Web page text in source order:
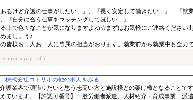
あるけど介護の仕事がしたい…』、『長く安定して働きたい…』、『
『自分に合う仕事をマッチングしてほしい…』
上で色々なことが気になりますよね☆まずはお気軽にご連絡ください
ましょう♪
皆様お一人お一人に専属の担当がおります。就業前から就業中も全力
株式会社コトリオの他の求人をみる
介護業界で頑張りたいと思う志高い方と施設様との架け橋となることで
ています。【許認可番号】一般労働者派遣、人材紹介・育成事業 派